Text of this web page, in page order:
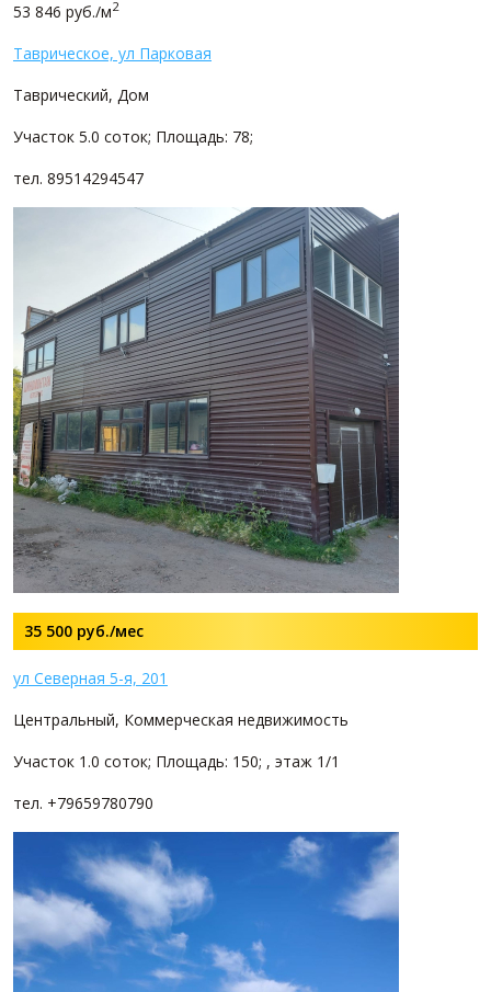
53 846 руб./м2
Таврическое, ул Парковая
Таврический, Дом
Участок 5.0 соток; Площадь: 78;
тел. 89514294547
35 500 руб./мес
ул Северная 5-я, 201
Центральный, Коммерческая недвижимость
Участок 1.0 соток; Площадь: 150; , этаж 1/1
тел. +79659780790